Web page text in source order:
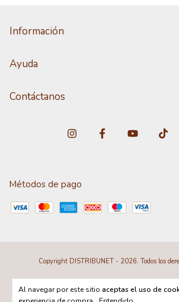
Al navegar por este sitio aceptas el uso de
Información
Ayuda
Contáctanos
Métodos de pago
Copyright DISTRIBUNET - 2026. Todos los